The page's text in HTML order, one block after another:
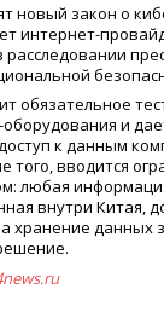
новый закон о
интернет-
обязательное
и
к данным
того, вводится
любая
внутри Китая,
хранение данных